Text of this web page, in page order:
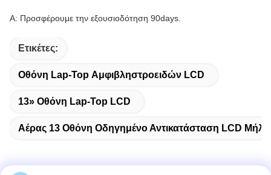
Α: Προσφέρουμε την εξουσιοδότηση 90days.
Ετικέτες:
Οθόνη Lap-Top Αμφιβληστροειδών LCD
13» Οθόνη Lap-Top LCD
Αέρας 13 Οθόνη Οδηγημένο Αντικατάσταση LCD